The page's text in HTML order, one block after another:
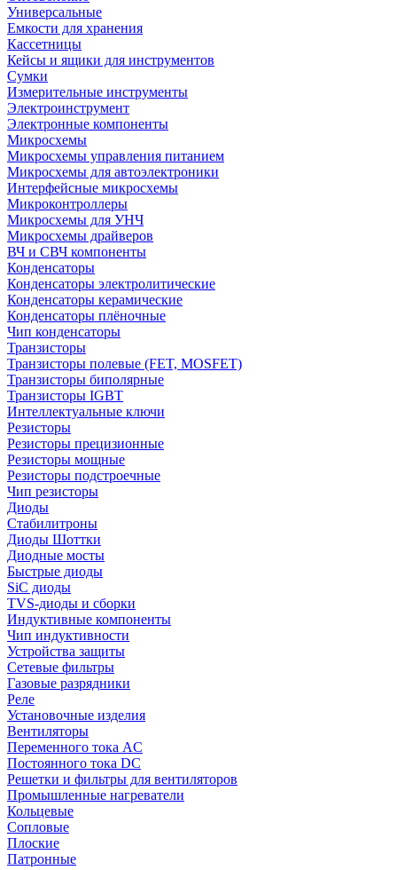
Универсальные
Емкости для хранения
Кассетницы
Кейсы и ящики для инструментов
Сумки
Измерительные инструменты
Электроинструмент
Электронные компоненты
Микросхемы
Микросхемы управления питанием
Микросхемы для автоэлектроники
Интерфейсные микросхемы
Микроконтроллеры
Микросхемы для УНЧ
Микросхемы драйверов
ВЧ и СВЧ компоненты
Конденсаторы
Конденсаторы электролитические
Конденсаторы керамические
Конденсаторы плёночные
Чип конденсаторы
Транзисторы
Транзисторы полевые (FET, MOSFET)
Транзисторы биполярные
Транзисторы IGBT
Интеллектуальные ключи
Резисторы
Резисторы прецизионные
Резисторы мощные
Резисторы подстроечные
Чип резисторы
Диоды
Стабилитроны
Диоды Шоттки
Диодные мосты
Быстрые диоды
SiC диоды
TVS-диоды и сборки
Индуктивные компоненты
Чип индуктивности
Устройства защиты
Сетевые фильтры
Газовые разрядники
Реле
Установочные изделия
Вентиляторы
Переменного тока AC
Постоянного тока DC
Решетки и фильтры для вентиляторов
Промышленные нагреватели
Кольцевые
Сопловые
Плоские
Патронные